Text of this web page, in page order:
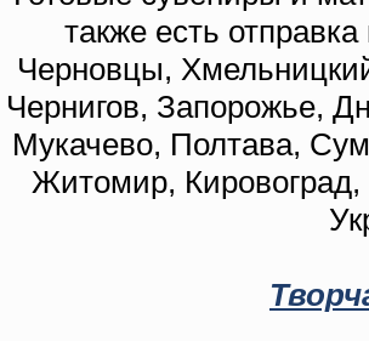
также есть
Черновцы,
Чернигов, Запорожье,
Мукачево, Полтава,
Житомир, Кировоград,